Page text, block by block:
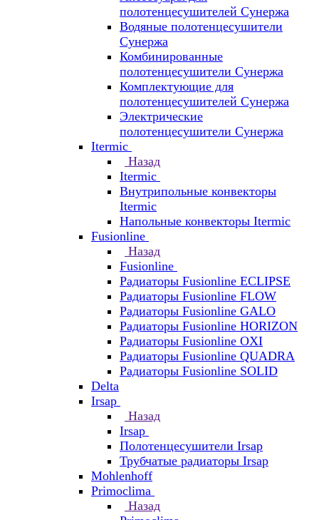
полотенцесушителей Сунержа
Водяные полотенцесушители
Сунержа
Комбинированные
полотенцесушители Сунержа
Комплектующие для
полотенцесушителей Сунержа
Электрические
полотенцесушители Сунержа
Itermic
Назад
Itermic
Внутрипольные конвекторы
Itermic
Напольные конвекторы Itermic
Fusionline
Назад
Fusionline
Радиаторы Fusionline ECLIPSE
Радиаторы Fusionline FLOW
Радиаторы Fusionline GALO
Радиаторы Fusionline HORIZON
Радиаторы Fusionline OXI
Радиаторы Fusionline QUADRA
Радиаторы Fusionline SOLID
Delta
Irsap
Назад
Irsap
Полотенцесушители Irsap
Трубчатые радиаторы Irsap
Mohlenhoff
Primoclima
Назад